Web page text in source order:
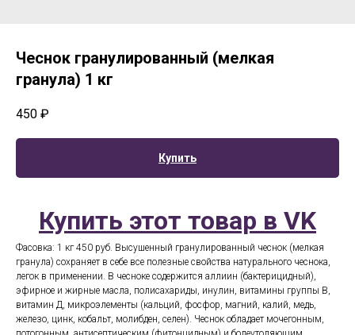
Чеснок гранулированный (мелкая
гранула) 1 кг
450 ₽
Купить
Купить этот товар в VK
Фасовка: 1 кг 450 руб. Высушенный гранулированный чеснок (мелкая
гранула) сохраняет в себе все полезные свойства натурального чеснока,
легок в применении. В чесноке содержится аллиин (бактерицидный),
эфирное и жирные масла, полисахариды, инулин, витамины группы В,
витамин Д, микроэлементы (кальций, фосфор, магний, калий, медь,
железо, цинк, кобальт, молибден, селен). Чеснок обладает мочегонным,